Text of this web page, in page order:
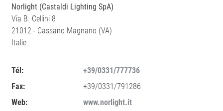
Norlight (Castaldi Lighting SpA)
Via B. Cellini 8
21012 - Cassano Magnano (VA)
Italie
Tél:
+39/0331/777736
Fax:
+39/0331/791286
Web:
www.norlight.it